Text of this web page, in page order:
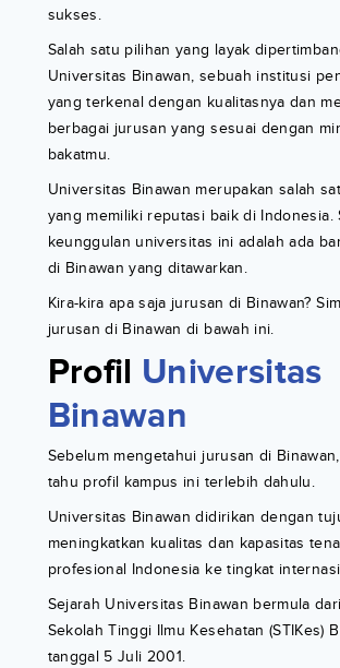
sukses.
Salah satu pilihan yang layak
Universitas Binawan, sebuah institusi
yang terkenal dengan kualitasnya dan
berbagai jurusan yang sesuai dengan
bakatmu.
Universitas Binawan merupakan salah
yang memiliki reputasi baik di Indonesia.
keunggulan universitas ini adalah ada
di Binawan yang ditawarkan.
Kira-kira apa saja jurusan di Binawan?
jurusan di Binawan di bawah ini.
Profil Universitas
Binawan
Sebelum mengetahui jurusan di
tahu profil kampus ini terlebih dahulu.
Universitas Binawan didirikan dengan
meningkatkan kualitas dan kapasitas
profesional Indonesia ke tingkat
Sejarah Universitas Binawan bermula
Sekolah Tinggi Ilmu Kesehatan (STIKes)
tanggal 5 Juli 2001.